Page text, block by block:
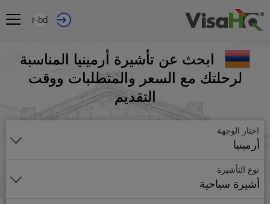
ar-bd
ابحث عن تأشيرة أرمينيا المناسبة
لرحلتك مع السعر والمتطلبات ووقت
التقديم
اختار الوجهة
أرمينيا
نوع التأشيرة
أشيرة سياحية